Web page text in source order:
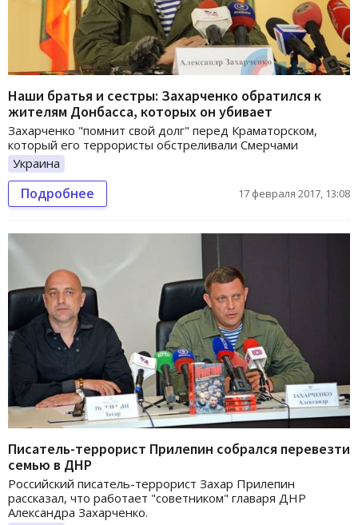
Наши братья и сестры: Захарченко обратился к
жителям Донбасса, которых он убивает
Захарченко "помнит свой долг" перед Краматорском,
который его террористы обстреливали Смерчами
Украина
Подробнее 17 февраля 2017, 13:08
Писатель-террорист Прилепин собрался перевезти
семью в ДНР
Российский писатель-террорист Захар Прилепин
рассказал, что работает "советником" главаря ДНР
Александра Захарченко.